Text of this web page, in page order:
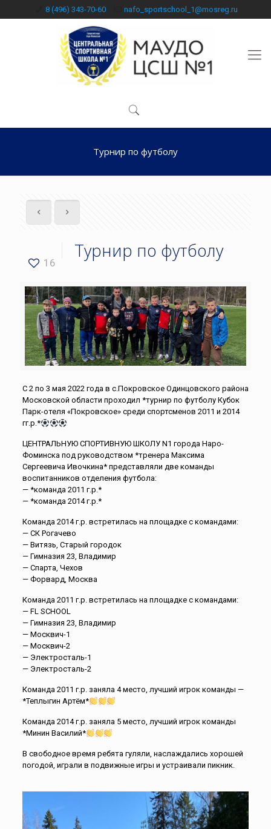
8 (496) 343-70-60 nafo_sportschool_1@mosreg.ru
Турнир по футболу
16
Турнир по футболу
С 2 по 3 мая 2022 года в с.Покровское Одинцовского района
Московской области проходил *турнир по футболу Кубок
Парк-отеля «Покровское» среди спортсменов 2011 и 2014
гг.р.*
ЦЕНТРАЛЬНУЮ СПОРТИВНУЮ ШКОЛУ N1 города Наро-
Фоминска под руководством *тренера Максима
Сергеевича Ивочкина* представляли две команды
воспитанников отделения футбола:
— *команда 2011 г.р.*
— *команда 2014 г.р.*
Команда 2014 г.р. встретилась на площадке с командами:
— СК Рогачево
— Витязь, Старый городок
— Гимназия 23, Владимир
— Спарта, Чехов
— Форвард, Москва
Команда 2011 г.р. встретилась на площадке с командами:
— FL SCHOOL
— Гимназия 23, Владимир
— Москвич-1
— Москвич-2
— Электросталь-1
— Электросталь-2
Команда 2011 г.р. заняла 4 место, лучший игрок команды —
*Теплыгин Артём*
Команда 2014 г.р. заняла 5 место, лучший игрок команды
*Минин Василий*
В свободное время ребята гуляли, наслаждались хорошей
погодой, играли в подвижные игры и устраивали пикник.